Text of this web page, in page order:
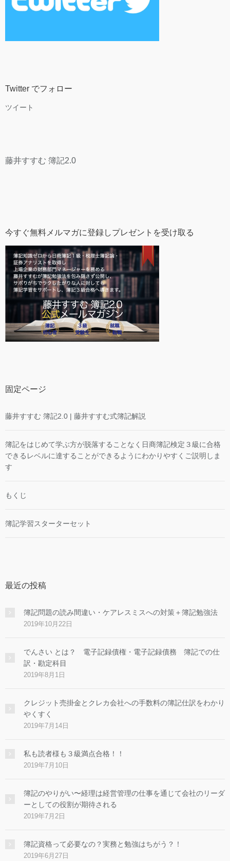
Twitter でフォロー
ツイート
藤井すすむ 簿記2.0
今すぐ無料メルマガに登録しプレゼントを受け取る
固定ページ
藤井すすむ 簿記2.0 | 藤井すすむ式簿記解説
簿記をはじめて学ぶ方が脱落することなく日商簿記検定３級に合格
できるレベルに達することができるようにわかりやすくご説明しま
す
もくじ
簿記学習スターターセット
最近の投稿
簿記問題の読み間違い・ケアレスミスへの対策＋簿記勉強法
2019年10月22日
でんさい とは？ 電子記録債権・電子記録債務 簿記での仕
訳・勘定科目
2019年8月1日
クレジット売掛金とクレカ会社への手数料の簿記仕訳をわかり
やくすく
2019年7月14日
私も読者様も３級満点合格！！
2019年7月10日
簿記のやりがい〜経理は経営管理の仕事を通じて会社のリーダ
ーとしての役割が期待される
2019年7月2日
簿記資格って必要なの？実務と勉強はちがう？！
2019年6月27日